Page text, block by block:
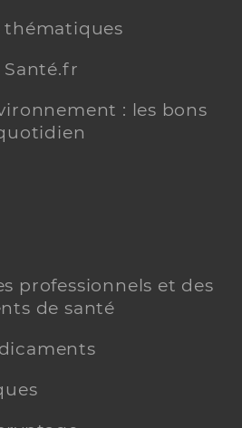
thématiques
Santé.fr
: les bons
professionnels et des
de santé